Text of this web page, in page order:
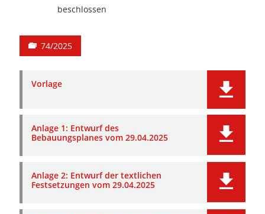
beschlossen
74/2025
Vorlage
Anlage 1: Entwurf des
Bebauungsplanes vom 29.04.2025
Anlage 2: Entwurf der textlichen
Festsetzungen vom 29.04.2025